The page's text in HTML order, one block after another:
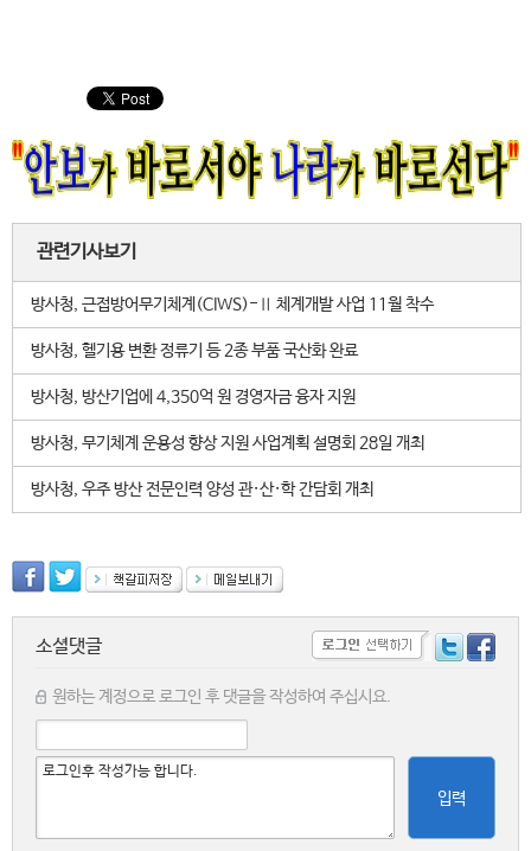
관련기사보기
방사청, 근접방어무기체계(CIWS)-Ⅱ 체계개발 사업 11월 착수
방사청, 헬기용 변환 정류기 등 2종 부품 국산화 완료
방사청, 방산기업에 4,350억 원 경영자금 융자 지원
방사청, 무기체계 운용성 향상 지원 사업계획 설명회 28일 개최
방사청, 우주 방산 전문인력 양성 관·산·학 간담회 개최
소셜댓글
원하는 계정으로 로그인 후 댓글을 작성하여 주십시요.
입력